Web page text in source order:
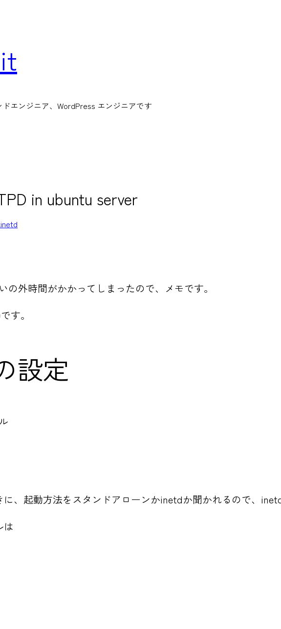
エンジニア、WordPress エンジニアです
in ubuntu server
の外時間がかかってしまったので、メモです。
す。
設定
、起動方法をスタンドアローンかinetdか聞かれるので、inetd
は